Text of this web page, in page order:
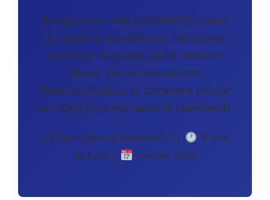
Enregistreur vidéo (DVR/NVR) : cœur
du système surveillance. Découvrez
capacités stockage, tarifs réalistes
Maroc, recommandations
Hikvision/Dahua, et comment choisir
bon DVR pour vos besoins Marrakech.
✍ Par Camera Marrakech |
9 min
lecture |
Février 2025